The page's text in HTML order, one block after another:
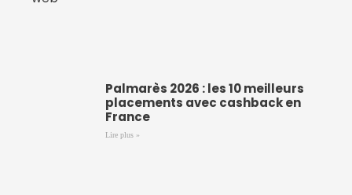
Palmarès 2026 : les 10 meilleurs
placements avec cashback en
France
Lire plus »